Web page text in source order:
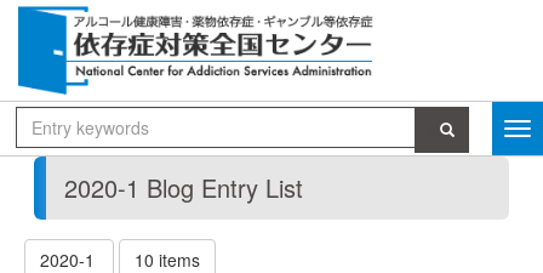
2020-1 Blog Entry List
2020-1 10 items